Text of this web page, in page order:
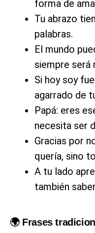
forma de
Tu abrazo
palabras.
El mundo
siempre será
Si hoy soy
agarrado de
Papá: eres
necesita ser
Gracias por
quería, sino
A tu lado
también
🌍 Frases